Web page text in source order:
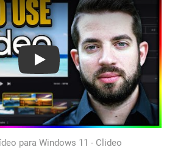
Play: Keynote (Google I/O '18)
para Windows 11 - Clideo